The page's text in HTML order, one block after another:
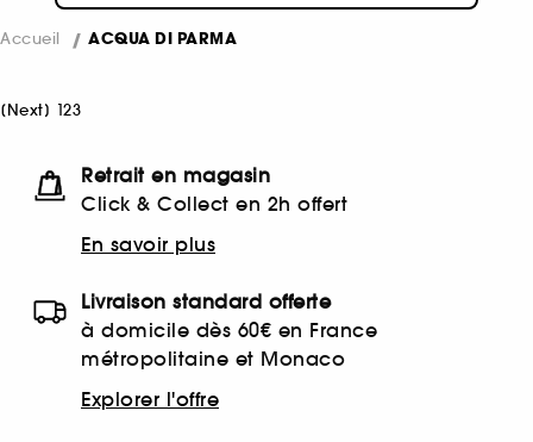
Accueil ACQUA DI PARMA
[Next] 123
Retrait en magasin
Click & Collect en 2h offert
En savoir plus
Livraison standard offerte
à domicile dès 60€ en France
métropolitaine et Monaco
Explorer l'offre